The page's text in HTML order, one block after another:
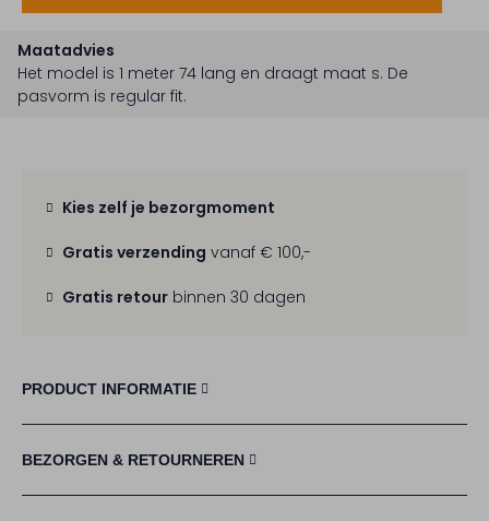
Maatadvies
Het model is 1 meter 74 lang en draagt maat s. De
pasvorm is regular fit.
Kies zelf je bezorgmoment
Gratis verzending vanaf € 100,-
Gratis retour binnen 30 dagen
PRODUCT INFORMATIE
BEZORGEN & RETOURNEREN